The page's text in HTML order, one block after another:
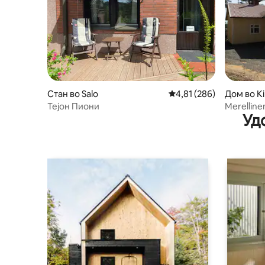
Стан во Salo Просечна оцена: 4,81
4,81 (286)
Тејон Пиони
Дом во